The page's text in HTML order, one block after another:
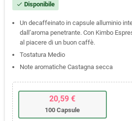
check Disponibile
Un decaffeinato in capsule alluminio
dall’aroma penetrante. Con Kimbo
al piacere di un buon caffè.
Tostatura Medio
Note aromatiche Castagna secca
20,59 €
100 Capsule